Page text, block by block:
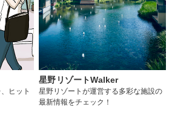
ヒット
星野リゾートWalker
星野リゾートが運営する多彩な施設の
最新情報をチェック！